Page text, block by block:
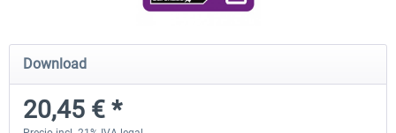
Diamond DA-62
38,59 € *
Cessna 208 Grand Caravan
Download
20,45 € *